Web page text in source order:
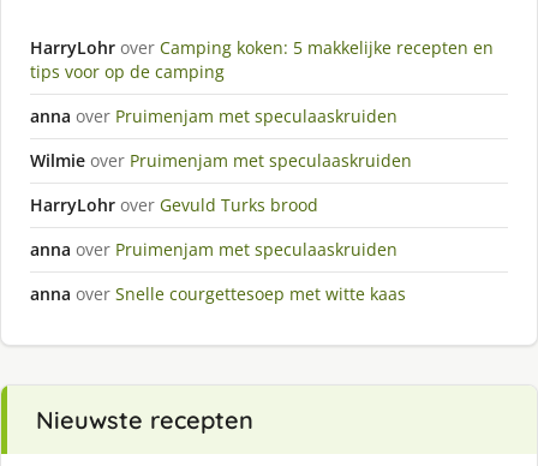
HarryLohr over Camping koken: 5 makkelijke recepten en
tips voor op de camping
anna over Pruimenjam met speculaaskruiden
Wilmie over Pruimenjam met speculaaskruiden
HarryLohr over Gevuld Turks brood
anna over Pruimenjam met speculaaskruiden
anna over Snelle courgettesoep met witte kaas
Nieuwste recepten